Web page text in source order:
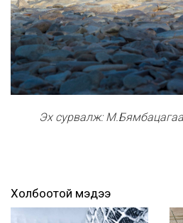
Эх сурвалж:
Холбоотой мэдээ